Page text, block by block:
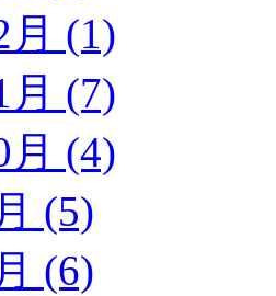
月 (1)
月 (7)
月 (4)
(5)
(6)